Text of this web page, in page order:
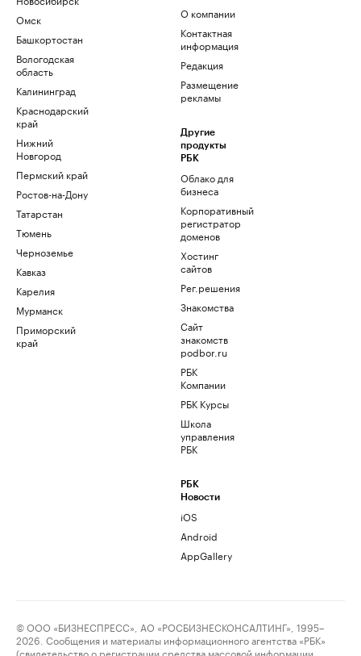
Омск
Башкортостан
Вологодская
область
Калининград
Краснодарский
край
Нижний
Новгород
Пермский край
Ростов-на-Дону
Татарстан
Тюмень
Черноземье
Кавказ
Карелия
Мурманск
Приморский
край
О компании
Контактная
информация
Редакция
Размещение
рекламы
Другие
продукты
РБК
Облако для
бизнеса
Корпоративный
регистратор
доменов
Хостинг
сайтов
Рег.решения
Знакомства
Сайт
знакомств
podbor.ru
РБК
Компании
РБК Курсы
Школа
управления
РБК
РБК
Новости
iOS
Android
AppGallery
© ООО «БИЗНЕСПРЕСС», АО «РОСБИЗНЕСКОНСАЛТИНГ», 1995–
2026. Сообщения и материалы информационного агентства «РБК»
(свидетельство о регистрации средства массовой информации